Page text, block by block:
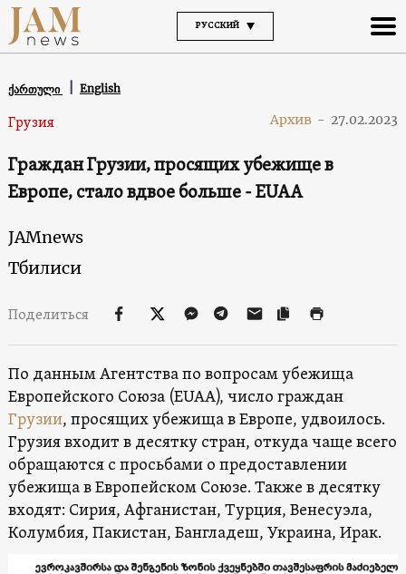
РУССКИЙ
ქართული English
Грузия Архив - 27.02.2023
Граждан Грузии, просящих убежище в
Европе, стало вдвое больше - EUAA
JAMnews
Тбилиси
Поделиться
По данным Агентства по вопросам убежища
Европейского Союза (EUAA), число граждан
Грузии, просящих убежища в Европе, удвоилось.
Грузия входит в десятку стран, откуда чаще всего
обращаются с просьбами о предоставлении
убежища в Европейском Союзе. Также в десятку
входят: Сирия, Афганистан, Турция, Венесуэла,
Колумбия, Пакистан, Бангладеш, Украина, Ирак.